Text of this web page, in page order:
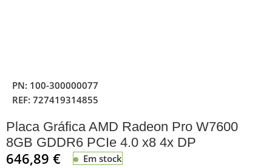
PN: 100-300000077
REF:727419314855
Placa Gráfica AMD Radeon Pro W7600
8GB GDDR6 PCIe 4.0 x8 4x DP
646,89€ Em stock